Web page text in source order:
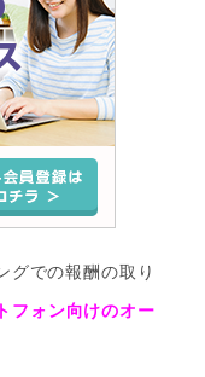
グでの報酬の取り
フォン向けのオー